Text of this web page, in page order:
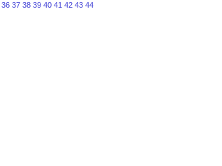
36 37 38 39 40 41 42 43 44